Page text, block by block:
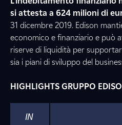
si attesta a 624 milioni di
31 dicembre 2019. Edison
economico e finanziario e può
riserve di liquidità per
sia i piani di sviluppo del
HIGHLIGHTS GRUPPO
IN